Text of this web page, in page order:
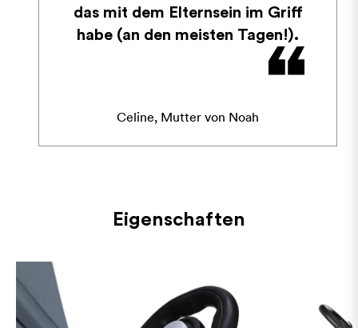
das mit dem Elternsein im Griff
habe (an den meisten Tagen!).
Celine, Mutter von Noah
Eigenschaften